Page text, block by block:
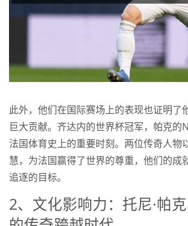
此外，他们在国际赛场上的表现也证明了
巨大贡献。齐达内的世界杯冠军，帕克的
法国体育史上的重要时刻。两位传奇人物
慧，为法国赢得了世界的尊重，他们的成
追逐的目标。
2、文化影响力：托尼·帕